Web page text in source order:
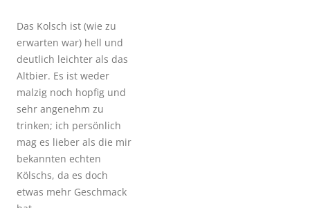
Das Kolsch ist (wie zu
erwarten war) hell und
deutlich leichter als das
Altbier. Es ist weder
malzig noch hopfig und
sehr angenehm zu
trinken; ich persönlich
mag es lieber als die mir
bekannten echten
Kölschs, da es doch
etwas mehr Geschmack